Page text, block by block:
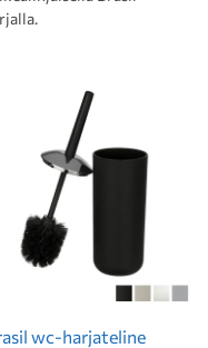
wc-harjateline